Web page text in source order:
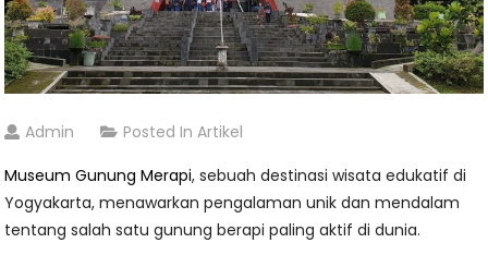
Admin Posted InArtikel
Museum Gunung Merapi, sebuah destinasi wisata edukatif di
Yogyakarta, menawarkan pengalaman unik dan mendalam
tentang salah satu gunung berapi paling aktif di dunia.